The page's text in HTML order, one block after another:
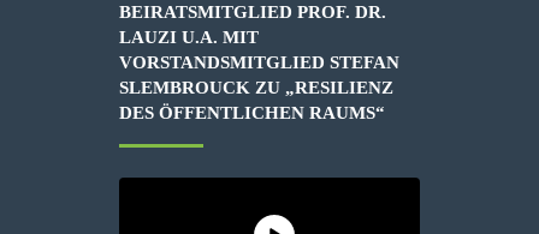
BEIRATSMITGLIED PROF. DR.
LAUZI U.A. MIT
VORSTANDSMITGLIED STEFAN
SLEMBROUCK ZU „RESILIENZ
DES ÖFFENTLICHEN RAUMS“